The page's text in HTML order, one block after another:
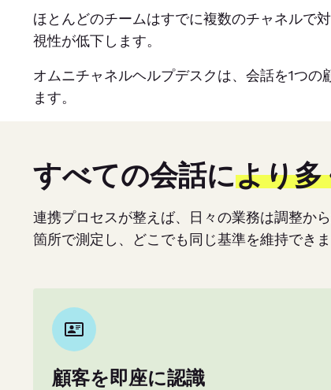
ほとんどのチームはすでに複数のチャネルで
視性が低下します。
オムニチャネルヘルプデスクは、会話を1つ
ます。
すべての会話により
連携プロセスが整えば、日々の業務は調整か
箇所で測定し、どこでも同じ基準を維持できま
顧客を即座に認識